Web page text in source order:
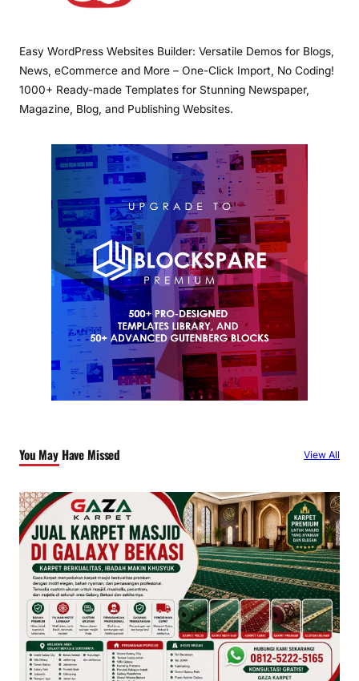
Easy WordPress Websites Builder: Versatile Demos for Blogs,
News, eCommerce and More – One-Click Import, No Coding!
1000+ Ready-made Templates for Stunning Newspaper,
Magazine, Blog, and Publishing Websites.
You May Have Missed View All